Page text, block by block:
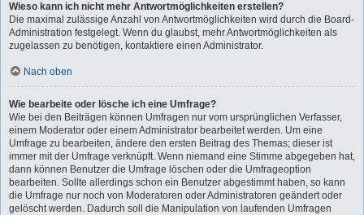
Wieso kann ich nicht mehr Antwortmöglichkeiten erstellen?
Die maximal zulässige Anzahl von Antwortmöglichkeiten wird durch die Board-
Administration festgelegt. Wenn du glaubst, mehr Antwortmöglichkeiten als
zugelassen zu benötigen, kontaktiere einen Administrator.
Nach oben
Wie bearbeite oder lösche ich eine Umfrage?
Wie bei den Beiträgen können Umfragen nur vom ursprünglichen Verfasser,
einem Moderator oder einem Administrator bearbeitet werden. Um eine
Umfrage zu bearbeiten, ändere den ersten Beitrag des Themas; dieser ist
immer mit der Umfrage verknüpft. Wenn niemand eine Stimme abgegeben hat,
dann können Benutzer die Umfrage löschen oder die Umfrageoption
bearbeiten. Sollte allerdings schon ein Benutzer abgestimmt haben, so kann
die Umfrage nur noch von Moderatoren oder Administratoren geändert oder
gelöscht werden. Dadurch soll die Manipulation von laufenden Umfragen